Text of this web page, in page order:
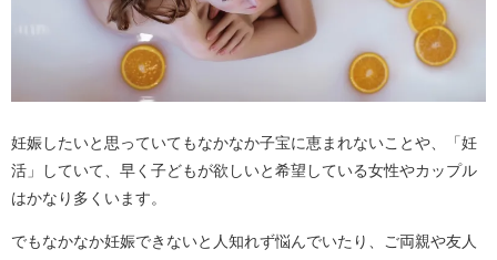
妊娠したいと思っていてもなかなか子宝に恵まれないことや、「妊
活」していて、早く子どもが欲しいと希望している女性やカップル
はかなり多くいます。
でもなかなか妊娠できないと人知れず悩んでいたり、ご両親や友人